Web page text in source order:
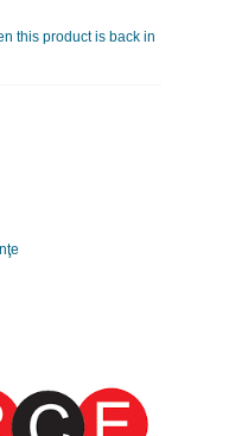
this product is back in